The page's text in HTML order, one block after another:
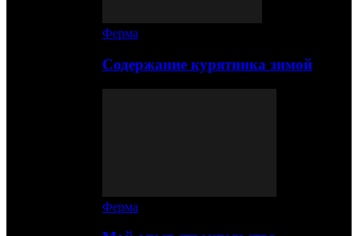
Ферма
Содержание курятника зимой
Ферма